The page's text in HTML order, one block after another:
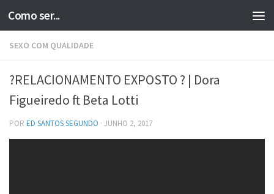
Skip to content
Como ser...
SEXO COM QUALIDADE
?RELACIONAMENTO EXPOSTO ? | Dora
Figueiredo ft Beta Lotti
POR ED SANTOS SEGUNDO · JUNHO 2, 2017